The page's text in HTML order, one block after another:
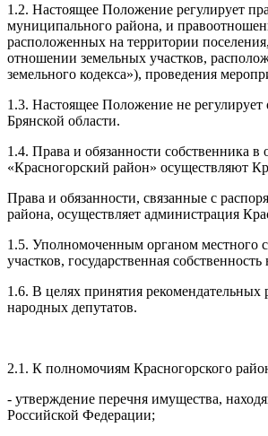
1.2. Настоящее Положение регулирует
муниципального района, и
расположенных на территории
отношении земельных участков,
земельного кодекса»), проведения
1.3. Настоящее Положение не
Брянской области.
1.4. Права и обязанности собственника
«Красногорский район» осуществляют
Права и обязанности, связанные с
района, осуществляет администрация
1.5. Уполномоченным органом местного
участков, государственная
1.6. В целях принятия
народных депутатов.
2.1. К полномочиям Красногорского
- утверждение перечня имущества,
Российской Федерации;